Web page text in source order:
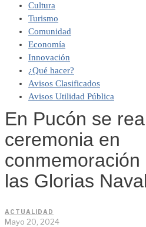
Cultura
Turismo
Comunidad
Economía
Innovación
¿Qué hacer?
Avisos Clasificados
Avisos Utilidad Pública
En Pucón se
ceremonia en
las Glorias
ACTUALIDAD
Mayo 20, 2024